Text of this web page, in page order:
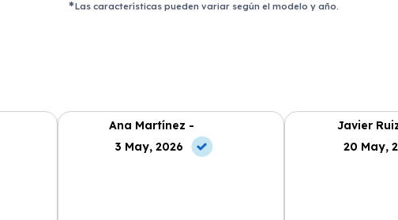
Las características pueden variar según el modelo y año.
Ana Martínez -
3 May, 2026
Javier
20 May,